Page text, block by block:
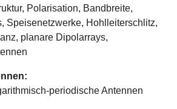
Polarisation, Bandbreite,
Speisenetzwerke, Hohlleiterschlitz,
planare Dipolarrays,
periodische Antennen